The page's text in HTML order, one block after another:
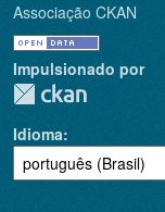
Associação CKAN
Impulsionado por
Idioma